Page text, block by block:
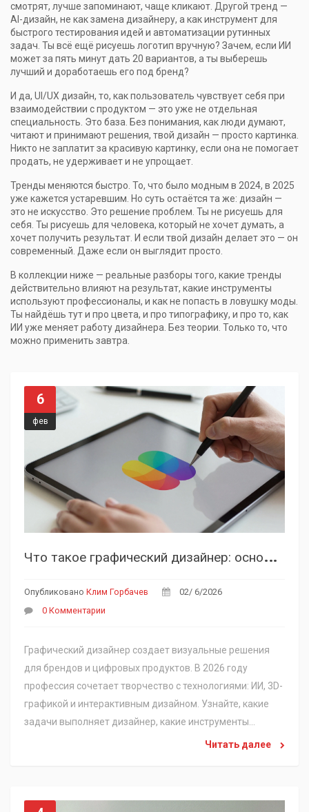
смотрят, лучше запоминают, чаще кликают. Другой тренд —
AI-дизайн, не как замена дизайнеру, а как инструмент для
быстрого тестирования идей и автоматизации рутинных
задач . Ты всё ещё рисуешь логотип вручную? Зачем, если ИИ
может за пять минут дать 20 вариантов, а ты выберешь
лучший и доработаешь его под бренд?
И да, UI/UX дизайн, то, как пользователь чувствует себя при
взаимодействии с продуктом — это уже не отдельная
специальность. Это база. Без понимания, как люди думают,
читают и принимают решения, твой дизайн — просто картинка.
Никто не заплатит за красивую картинку, если она не помогает
продать, не удерживает и не упрощает.
Тренды меняются быстро. То, что было модным в 2024, в 2025
уже кажется устаревшим. Но суть остаётся та же: дизайн —
это не искусство. Это решение проблем. Ты не рисуешь для
себя. Ты рисуешь для человека, который не хочет думать, а
хочет получить результат. И если твой дизайн делает это — он
современный. Даже если он выглядит просто.
В коллекции ниже — реальные разборы того, какие тренды
действительно влияют на результат, какие инструменты
используют профессионалы, и как не попасть в ловушку моды.
Ты найдёшь тут и про цвета, и про типографику, и про то, как
ИИ уже меняет работу дизайнера. Без теории. Только то, что
можно применить завтра.
6
фев
Ч
то такое графический дизайнер: основы профессии и современные тренды 2026
Опубликовано Клим Горбачев
02/ 6/2026
0 Комментарии
Графический дизайнер создает визуальные решения
для брендов и цифровых продуктов. В 2026 году
профессия сочетает творчество с технологиями: ИИ, 3D-
графикой и интерактивным дизайном. Узнайте, какие
задачи выполняет дизайнер, какие инструменты
использует и как развивается эта сфера.Читать далее